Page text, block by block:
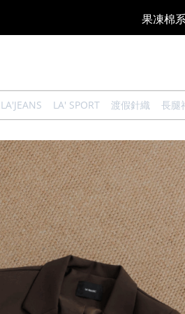
萊卡棉
🎉週年
感
全館
絲
果凍棉
LA'JEANS LA' SPORT 渡假針織 長腿